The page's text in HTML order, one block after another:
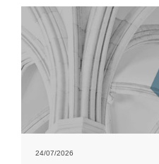
24/07/2026